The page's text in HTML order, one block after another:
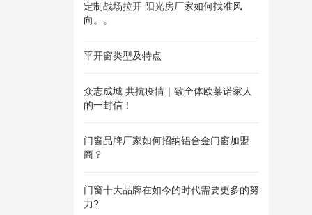
定制战场拉开 阳光房厂家如何找准风
向。。
平开窗类型及特点
众志成城 共抗疫情｜致全体欧莱诺家人
的一封信！
门窗品牌厂家如何招纳铝合金门窗加盟
商？
门窗十大品牌在如今的时代需要更多的努
力?